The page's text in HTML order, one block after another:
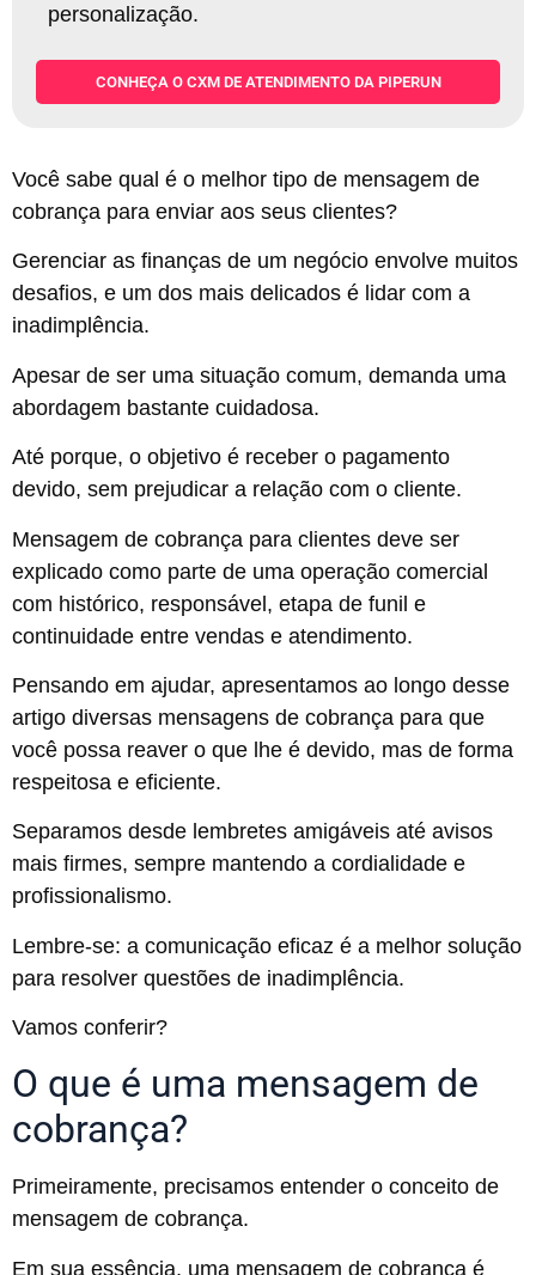
personalização.
CONHEÇA O CXM DE ATENDIMENTO DA PIPERUN
Você sabe qual é o melhor tipo de mensagem de
cobrança para enviar aos seus clientes?
Gerenciar as finanças de um negócio envolve muitos
desafios, e um dos mais delicados é lidar com a
inadimplência.
Apesar de ser uma situação comum, demanda uma
abordagem bastante cuidadosa.
Até porque, o objetivo é receber o pagamento
devido, sem prejudicar a relação com o cliente.
Mensagem de cobrança para clientes deve ser
explicado como parte de uma operação comercial
com histórico, responsável, etapa de funil e
continuidade entre vendas e atendimento.
Pensando em ajudar, apresentamos ao longo desse
artigo diversas mensagens de cobrança para que
você possa reaver o que lhe é devido, mas de forma
respeitosa e eficiente.
Separamos desde lembretes amigáveis até avisos
mais firmes, sempre mantendo a cordialidade e
profissionalismo.
Lembre-se: a comunicação eficaz é a melhor solução
para resolver questões de inadimplência.
Vamos conferir?
O que é uma mensagem de
cobrança?
Primeiramente, precisamos entender o conceito de
mensagem de cobrança.
Em sua essência, uma mensagem de cobrança é